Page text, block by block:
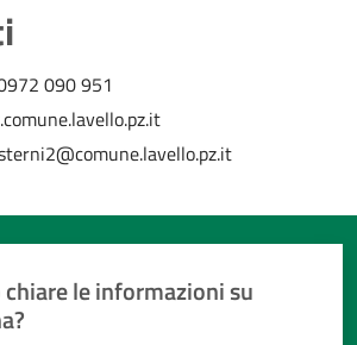
090 951
le informazioni su